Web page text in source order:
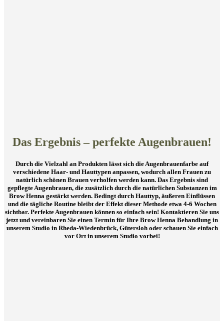
Das Ergebnis – perfekte Augenbrauen!
Durch die Vielzahl an Produkten lässt sich die Augenbrauenfarbe auf
verschiedene Haar- und Hauttypen anpassen, wodurch allen Frauen zu
natürlich schönen Brauen verholfen werden kann. Das Ergebnis sind
gepflegte Augenbrauen, die zusätzlich durch die natürlichen Substanzen im
Brow Henna gestärkt werden. Bedingt durch Hauttyp, äußeren Einflüssen
und die tägliche Routine bleibt der Effekt dieser Methode etwa 4-6 Wochen
sichtbar. Perfekte Augenbrauen können so einfach sein! Kontaktieren Sie uns
jetzt und vereinbaren Sie einen Termin für Ihre Brow Henna Behandlung in
unserem Studio in Rheda-Wiedenbrück, Gütersloh oder schauen Sie einfach
vor Ort in unserem Studio vorbei!